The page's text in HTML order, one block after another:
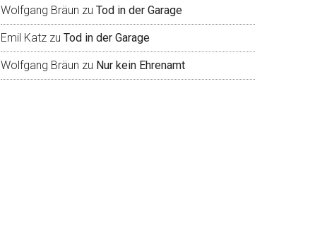
Wolfgang Bräun zu Tod in der Garage
Emil Katz zu Tod in der Garage
Wolfgang Bräun zu Nur kein Ehrenamt